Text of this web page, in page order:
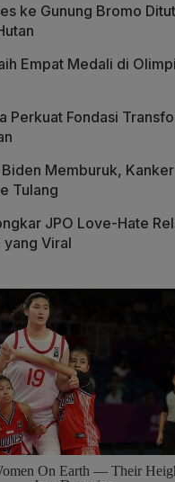
ke Gunung Bromo
Empat Medali di
Perkuat Fondasi
Memburuk,
Tulang
JPO Love-Hate
yang Viral